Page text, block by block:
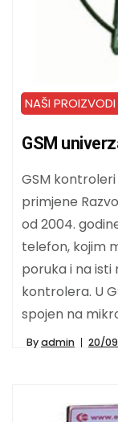
NAŠI
GSM
GSM
primjene
od 2004.
telefon, kojim
poruka i na isti
kontrolera. U
spojen na
Byadmin 20/